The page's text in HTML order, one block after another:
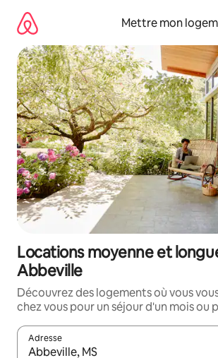
directement
contenu
Mettre mon
Locations moyenne et
Abbeville
Découvrez des logements où vous
chez vous pour un séjour d'un mois ou
Adresse
Lorsque les résultats s'affichent, utilisez